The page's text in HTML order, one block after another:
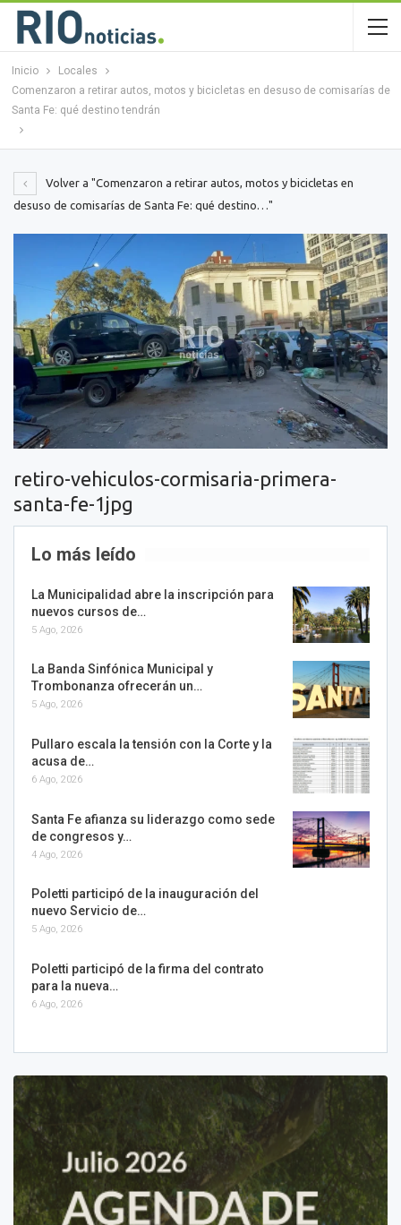
Inicio
Locales
Comenzaron a retirar autos, motos y bicicletas en desuso de comisarías de
Santa Fe: qué destino tendrán
Volver a "Comenzaron a retirar autos, motos y bicicletas en
desuso de comisarías de Santa Fe: qué destino…"
retiro-vehiculos-cormisaria-primera-
santa-fe-1jpg
Lo más leído
La Municipalidad abre la inscripción para
nuevos cursos de…
5 Ago, 2026
La Banda Sinfónica Municipal y
Trombonanza ofrecerán un…
5 Ago, 2026
Pullaro escala la tensión con la Corte y la
acusa de…
6 Ago, 2026
Santa Fe afianza su liderazgo como sede
de congresos y…
4 Ago, 2026
Poletti participó de la inauguración del
nuevo Servicio de…
5 Ago, 2026
Poletti participó de la firma del contrato
para la nueva…
6 Ago, 2026